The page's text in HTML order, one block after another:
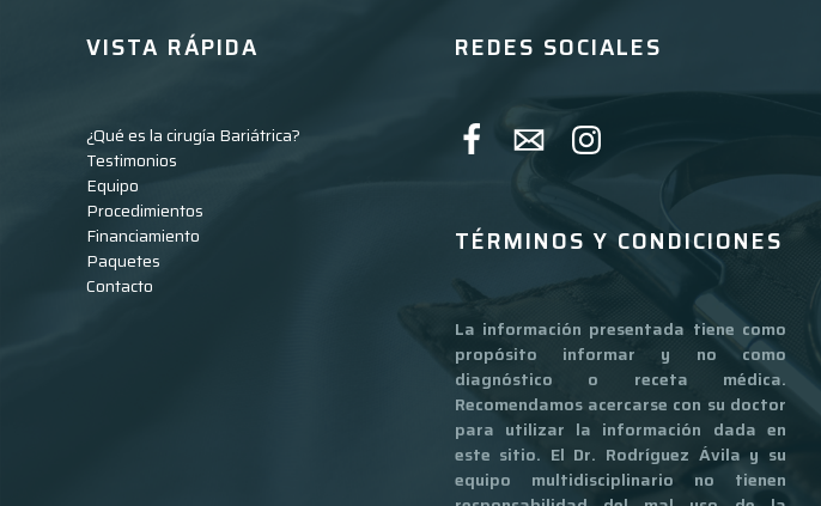
VISTA RÁPIDA
¿Qué es la cirugía Bariátrica?
Testimonios
Equipo
Procedimientos
Financiamiento
Paquetes
Contacto
REDES SOCIALES
TÉRMINOS Y CONDICIONES
La información presentada tiene como
propósito informar y no como
diagnóstico o receta médica.
Recomendamos acercarse con su doctor
para utilizar la información dada en
este sitio. El Dr. Rodríguez Ávila y su
equipo multidisciplinario no tienen